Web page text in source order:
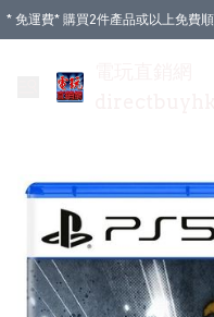
* 免運費* 購買2件產品或以上免費